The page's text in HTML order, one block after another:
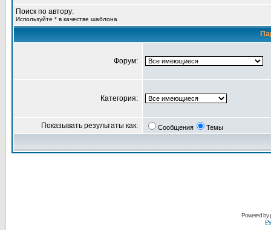
Поиск по автору:
Используйте * в качестве шаблона
Форум:
Категория:
Показывать результаты как: Сообщения Темы
Powered by